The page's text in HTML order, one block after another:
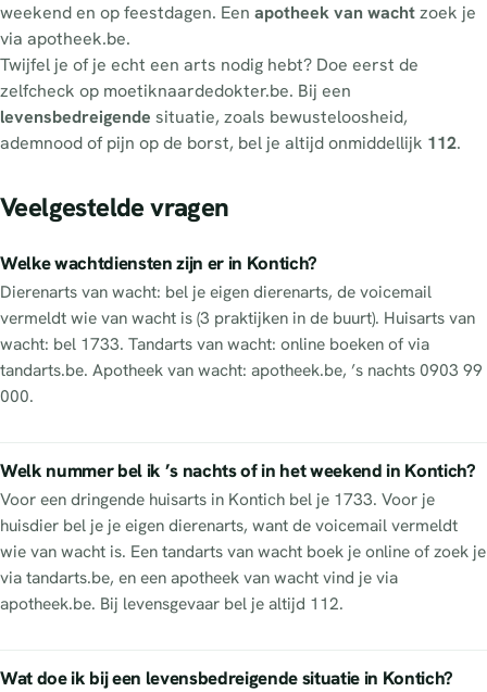
weekend en op feestdagen. Een apotheek van wachtzoek je
via apotheek.be.
Twijfel je of je echt een arts nodig hebt? Doe eerst de
zelfcheck op moetiknaardedokter.be. Bij een
levensbedreigende situatie, zoals bewusteloosheid,
ademnood of pijn op de borst, bel je altijd onmiddellijk 112.
Veelgestelde vragen
Welke wachtdiensten zijn er in Kontich?
Dierenarts van wacht: bel je eigen dierenarts, de voicemail
vermeldt wie van wacht is (3 praktijken in de buurt). Huisarts van
wacht: bel 1733. Tandarts van wacht: online boeken of via
tandarts.be. Apotheek van wacht: apotheek.be, ’s nachts 0903 99
000.
Welk nummer bel ik ’s nachts of in het weekend in Kontich?
Voor een dringende huisarts in Kontich bel je 1733. Voor je
huisdier bel je je eigen dierenarts, want de voicemail vermeldt
wie van wacht is. Een tandarts van wacht boek je online of zoek je
via tandarts.be, en een apotheek van wacht vind je via
apotheek.be. Bij levensgevaar bel je altijd 112.
Wat doe ik bij een levensbedreigende situatie in Kontich?